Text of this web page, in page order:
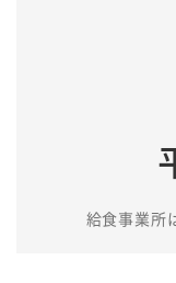
給食事業所